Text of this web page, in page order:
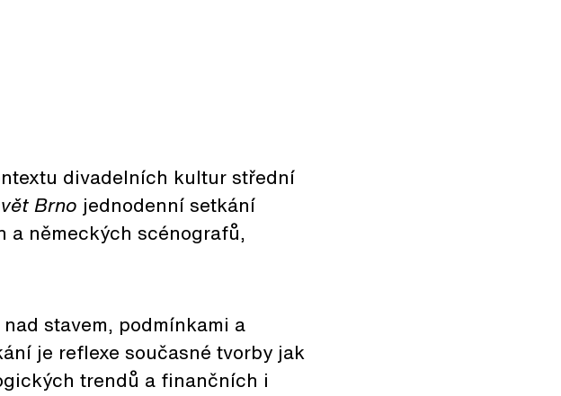
divadelních kultur střední
Brno jednodenní setkání
a německých scénografů,
stavem, podmínkami a
je reflexe současné tvorby jak
trendů a finančních i